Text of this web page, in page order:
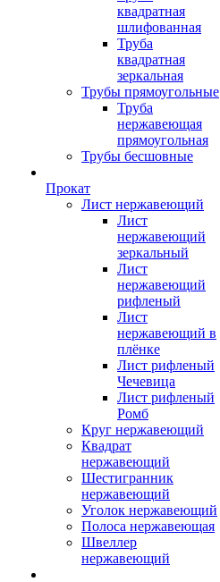
квадратная
шлифованная
Труба
квадратная
зеркальная
Трубы прямоугольные
Труба
нержавеющая
прямоугольная
Трубы бесшовные
Прокат
Лист нержавеющий
Лист
нержавеющий
зеркальный
Лист
нержавеющий
рифленый
Лист
нержавеющий в
плёнке
Лист рифленый
Чечевица
Лист рифленый
Ромб
Круг нержавеющий
Квадрат
нержавеющий
Шестигранник
нержавеющий
Уголок нержавеющий
Полоса нержавеющая
Швеллер
нержавеющий